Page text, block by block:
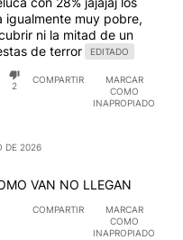
igualmente muy pobre,
ni la mitad de un
de terror
EDITADO
2
COMPARTIR
MARCAR
COMO
INAPROPIADO
DE 2026
VAN NO LLEGAN
COMPARTIR
MARCAR
COMO
INAPROPIADO